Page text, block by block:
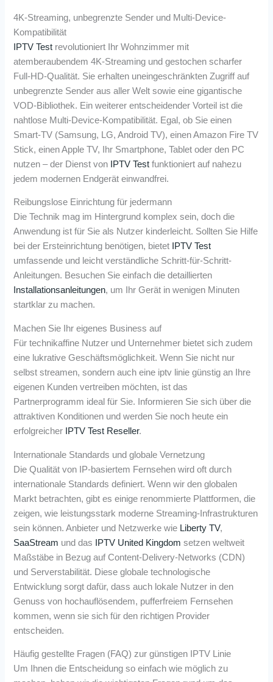
4K-Streaming, unbegrenzte Sender und Multi-Device-
Kompatibilität
IPTV Test revolutioniert Ihr Wohnzimmer mit
atemberaubendem 4K-Streaming und gestochen scharfer
Full-HD-Qualität. Sie erhalten uneingeschränkten Zugriff auf
unbegrenzte Sender aus aller Welt sowie eine gigantische
VOD-Bibliothek. Ein weiterer entscheidender Vorteil ist die
nahtlose Multi-Device-Kompatibilität. Egal, ob Sie einen
Smart-TV (Samsung, LG, Android TV), einen Amazon Fire TV
Stick, einen Apple TV, Ihr Smartphone, Tablet oder den PC
nutzen – der Dienst von
IPTV Test funktioniert auf nahezu
jedem modernen Endgerät einwandfrei.
Reibungslose Einrichtung für jedermann
Die Technik mag im Hintergrund komplex sein, doch die
Anwendung ist für Sie als Nutzer kinderleicht. Sollten Sie Hilfe
bei der Ersteinrichtung benötigen, bietet
IPTV Test
umfassende und leicht verständliche Schritt-für-Schritt-
Anleitungen. Besuchen Sie einfach die detaillierten
Installationsanleitungen, um Ihr Gerät in wenigen Minuten
startklar zu machen.
Machen Sie Ihr eigenes Business auf
Für technikaffine Nutzer und Unternehmer bietet sich zudem
eine lukrative Geschäftsmöglichkeit. Wenn Sie nicht nur
selbst streamen, sondern auch eine iptv linie günstig an Ihre
eigenen Kunden vertreiben möchten, ist das
Partnerprogramm ideal für Sie. Informieren Sie sich über die
attraktiven Konditionen und werden Sie noch heute ein
erfolgreicher
IPTV Test Reseller.
Internationale Standards und globale Vernetzung
Die Qualität von IP-basiertem Fernsehen wird oft durch
internationale Standards definiert. Wenn wir den globalen
Markt betrachten, gibt es einige renommierte Plattformen, die
zeigen, wie leistungsstark moderne Streaming-Infrastrukturen
sein können. Anbieter und Netzwerke wie Liberty TV,
SaaStream und das IPTV United Kingdom setzen weltweit
Maßstäbe in Bezug auf Content-Delivery-Networks (CDN)
und Serverstabilität. Diese globale technologische
Entwicklung sorgt dafür, dass auch lokale Nutzer in den
Genuss von hochauflösendem, pufferfreiem Fernsehen
kommen, wenn sie sich für den richtigen Provider
entscheiden.
Häufig gestellte Fragen (FAQ) zur günstigen IPTV Linie
Um Ihnen die Entscheidung so einfach wie möglich zu